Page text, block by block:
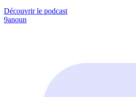
Découvrir le podcast
9anoun